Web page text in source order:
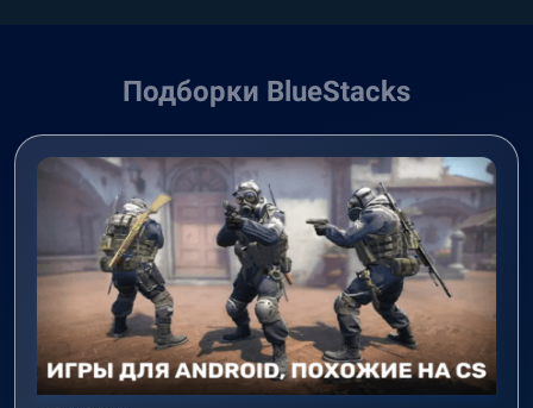
Подборки BlueStacks